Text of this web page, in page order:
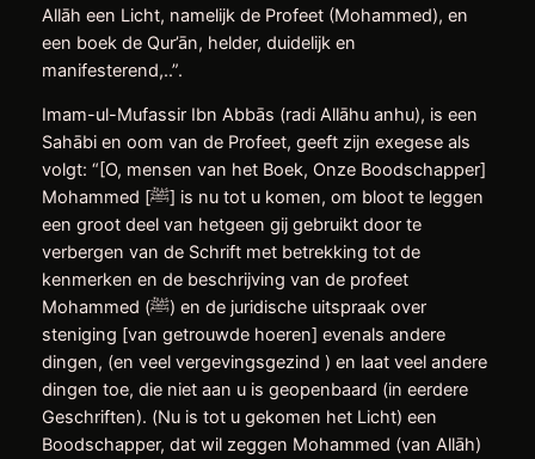
Allāh een Licht, namelijk de Profeet (Mohammed), en
een boek de Qur’ān, helder, duidelijk en
manifesterend,..”.
Imam-ul-Mufassir Ibn Abbās (radi Allāhu anhu), is een
Sahābi en oom van de Profeet, geeft zijn exegese als
volgt: “[O, mensen van het Boek, Onze Boodschapper]
Mohammed [ﷺ] is nu tot u komen, om bloot te leggen
een groot deel van hetgeen gij gebruikt door te
verbergen van de Schrift met betrekking tot de
kenmerken en de beschrijving van de profeet
Mohammed (ﷺ) en de juridische uitspraak over
steniging [van getrouwde hoeren] evenals andere
dingen, (en veel vergevingsgezind ) en laat veel andere
dingen toe, die niet aan u is geopenbaard (in eerdere
Geschriften). (Nu is tot u gekomen het Licht) een
Boodschapper, dat wil zeggen Mohammed (van Allāh)